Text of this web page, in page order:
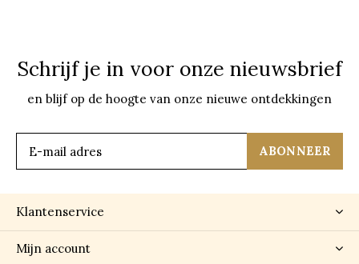
Schrijf je in voor onze nieuwsbrief
en blijf op de hoogte van onze nieuwe ontdekkingen
ABONNEER
Klantenservice
Mijn account